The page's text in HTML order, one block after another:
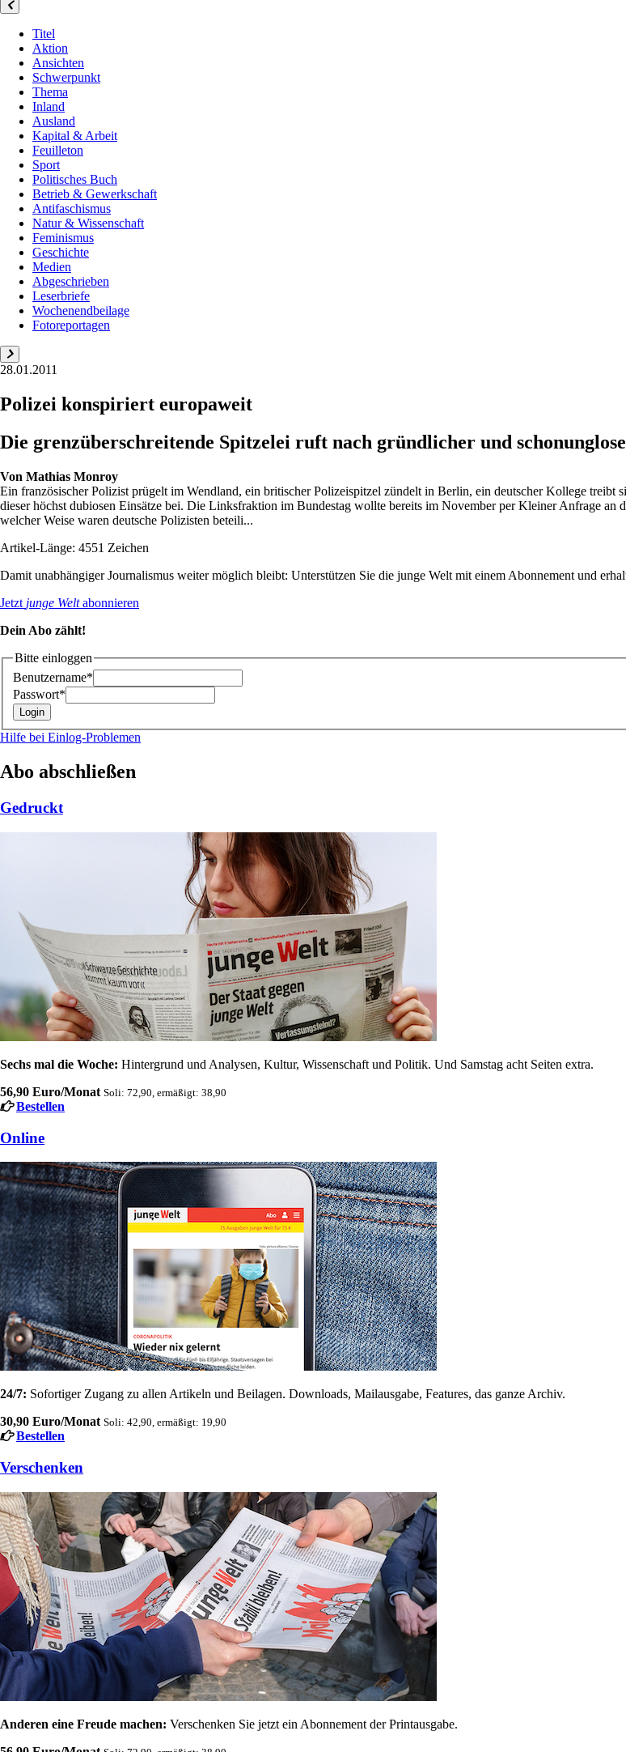
Titel
Aktion
Ansichten
Schwerpunkt
Thema
Inland
Ausland
Kapital & Arbeit
Feuilleton
Sport
Politisches Buch
Betrieb & Gewerkschaft
Antifaschismus
Natur & Wissenschaft
Feminismus
Geschichte
Medien
Abgeschrieben
Leserbriefe
Wochenendbeilage
Fotoreportagen
28.01.2011
Polizei konspiriert europaweit
Die grenzüberschreitende Spitzelei ruft nach gründlicher und
Von Mathias Monroy
Ein französischer Polizist prügelt im Wendland, ein britischer Polizeispitzel zündelt in Berlin, ein deutscher Kollege
dieser höchst dubiosen Einsätze bei. Die Linksfraktion im Bundestag wollte bereits im November per Kleiner Anfrage an
welcher Weise waren deutsche Polizisten beteili...
Artikel-Länge: 4551 Zeichen
Damit unabhängiger Journalismus weiter möglich bleibt: Unterstützen Sie die junge Welt mit einem Abonnement und
Jetzt junge Weltabonnieren
Dein Abo zählt!
Bitte einloggen
Benutzername*
Passwort*
Hilfe bei Einlog-Problemen
Abo abschließen
Gedruckt
Sechs mal die Woche: Hintergrund und Analysen, Kultur, Wissenschaft und Politik. Und Samstag acht Seiten extra.
56,90 Euro/Monat Soli: 72,90, ermäßigt: 38,90
Bestellen
Online
24/7: Sofortiger Zugang zu allen Artikeln und Beilagen. Downloads, Mailausgabe, Features, das ganze Archiv.
30,90 Euro/Monat Soli: 42,90, ermäßigt: 19,90
Bestellen
Verschenken
Anderen eine Freude machen: Verschenken Sie jetzt ein Abonnement der Printausgabe.